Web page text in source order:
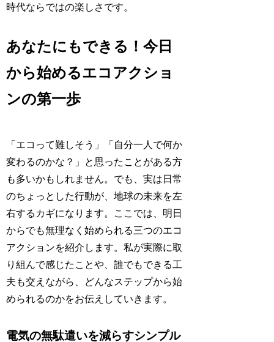
時代ならではの楽しさです。
あなたにもできる！今日
から始めるエコアクショ
ンの第一歩
「エコって難しそう」「自分一人で何か
変わるのかな？」と思ったことがある方
も多いかもしれません。でも、実は日常
のちょっとした行動が、地球の未来を左
右するカギになります。ここでは、明日
からでも無理なく始められる三つのエコ
アクションを紹介します。私が実際に取
り組んで感じたことや、誰でもできる工
夫も交えながら、どんなステップから始
められるのかをお伝えしていきます。
電気の無駄遣いを減らすシンプル